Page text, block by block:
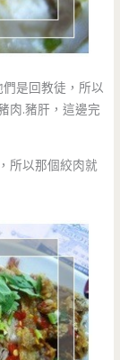
是回教徒，所以
肉.豬肝，這邊完
所以那個絞肉就